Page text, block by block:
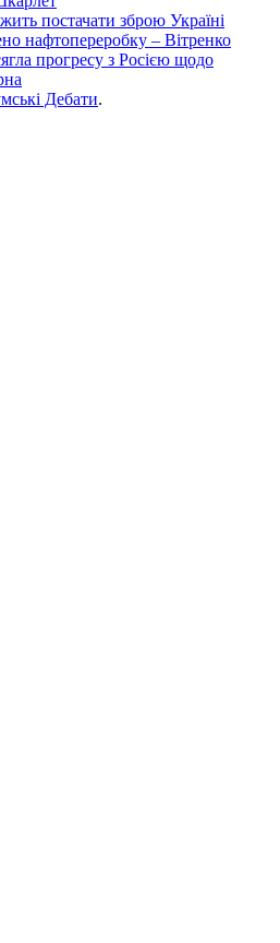
постачати зброю Україні
нафтопереробку – Вітренко
прогресу з Росією щодо
Дебати.